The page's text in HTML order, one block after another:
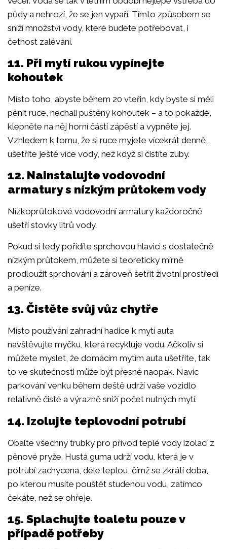
půdy a nehrozí, že se jen vypaří. Tímto způsobem se
sníží množství vody, které budete potřebovat, i
četnost zalévání.
11. Při mytí rukou vypínejte
kohoutek
Místo toho, abyste během 20 vteřin, kdy byste si měli
pěnit ruce, nechali puštěný kohoutek – a to pokaždé,
klepněte na něj horní částí zápěstí a vypněte jej.
Vzhledem k tomu, že si ruce myjete vícekrát denně,
ušetříte ještě více vody, než když si čistíte zuby.
12. Nainstalujte vodovodní
armatury s nízkým průtokem vody
Nízkoprůtokové vodovodní armatury každoročně
ušetří stovky litrů vody.
Pokud si tedy pořídíte sprchovou hlavici s dostatečně
nízkým průtokem, můžete si teoreticky mírně
prodloužit sprchování a zároveň šetřit životní prostředí
a peníze.
13. Čistěte svůj vůz chytře
Místo používání zahradní hadice k mytí auta
navštěvujte myčku, která recykluje vodu. Ačkoliv si
můžete myslet, že domácím mytím auta ušetříte, tak
to ve skutečnosti může být přesně naopak. Navíc
parkování venku během deště udrží vaše vozidlo
relativně čisté a výrazně sníží počet nutných mytí.
14. Izolujte teplovodní potrubí
Obalte všechny trubky pro přívod teplé vody izolací z
pěnové pryže. Hustá guma udrží vodu, která je v
potrubí zachycena, déle teplou, čímž se zkrátí doba,
po kterou musíte pouštět studenou vodu, zatímco
čekáte, než se ohřeje.
15. Splachujte toaletu pouze v
případě potřeby